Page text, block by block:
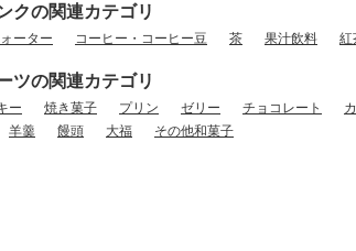
クの関連カテゴリ
ーター コーヒー・コーヒー豆 茶 果汁飲料 紅
ツの関連カテゴリ
ー 焼き菓子 プリン ゼリー チョコレート
羊羹 饅頭 大福 その他和菓子